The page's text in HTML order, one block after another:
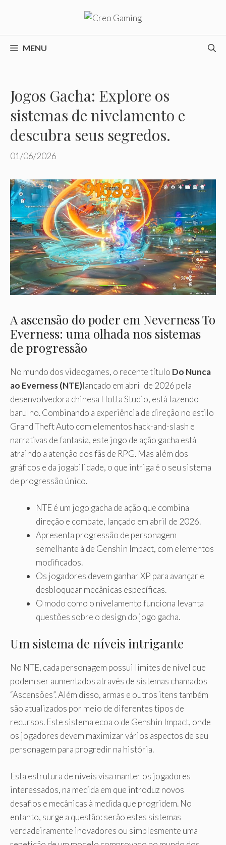
o
conteúdoMENU
Jogos Gacha: Explore os
sistemas de nivelamento e
descubra seus segredos.
01/06/2026
A ascensão do poder em Neverness To
Everness: uma olhada nos sistemas
de progressão
No mundo dos videogames, o recente título Do Nunca
ao Everness (NTE)lançado em abril de 2026 pela
desenvolvedora chinesa Hotta Studio, está fazendo
barulho. Combinando a experiência de direção no estilo
Grand Theft Auto com elementos hack-and-slash e
narrativas de fantasia, este jogo de ação gacha está
atraindo a atenção dos fãs de RPG. Mas além dos
gráficos e da jogabilidade, o que intriga é o seu sistema
de progressão único.
NTE é um jogo gacha de ação que combina
direção e combate, lançado em abril de 2026.
Apresenta progressão de personagem
semelhante à de Genshin Impact, com elementos
modificados.
Os jogadores devem ganhar XP para avançar e
desbloquear mecânicas específicas.
O modo como o nivelamento funciona levanta
questões sobre o design do jogo gacha.
Um sistema de níveis intrigante
No NTE, cada personagem possui limites de nível que
podem ser aumentados através de sistemas chamados
“Ascensões”. Além disso, armas e outros itens também
são atualizados por meio de diferentes tipos de
recursos. Este sistema ecoa o de Genshin Impact, onde
os jogadores devem maximizar vários aspectos de seu
personagem para progredir na história.
Esta estrutura de níveis visa manter os jogadores
interessados, na medida em que introduz novos
desafios e mecânicas à medida que progridem. No
entanto, surge a questão: serão estes sistemas
verdadeiramente inovadores ou simplesmente uma